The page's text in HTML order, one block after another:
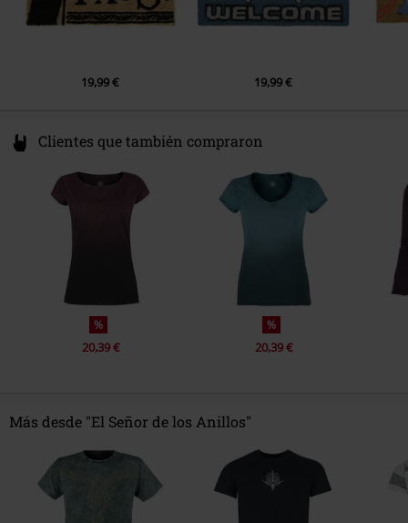
19,99 € 19,99 €
Clientes que también compraron
%
20,39 €
%
20,39 €
Más desde "El Señor de los Anillos"